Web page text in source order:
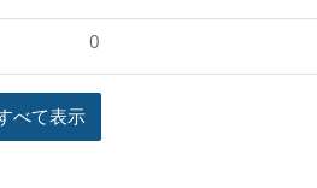
0
べて表示